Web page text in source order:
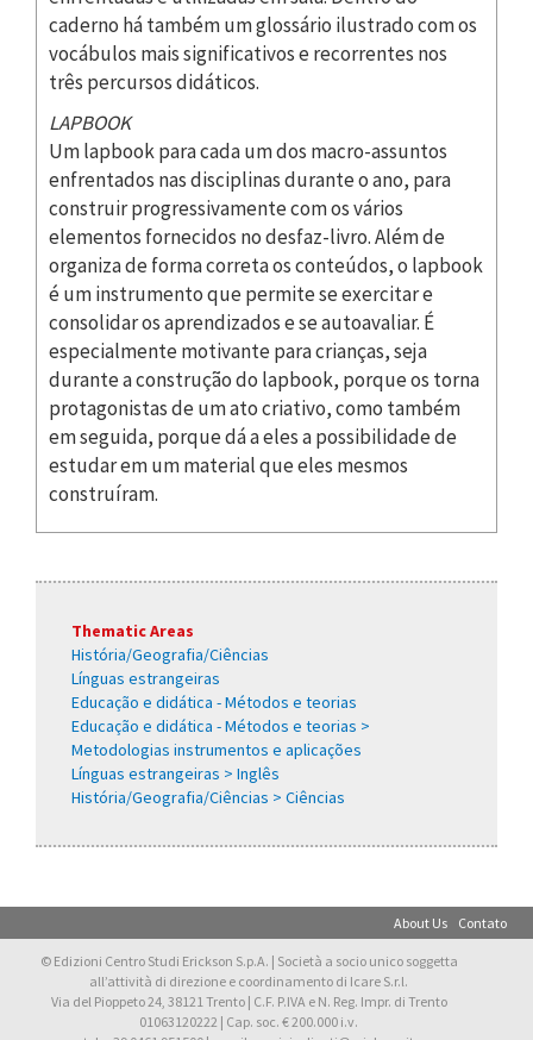
caderno há também um glossário ilustrado com os
vocábulos mais significativos e recorrentes nos
três percursos didáticos.
LAPBOOK
Um lapbook para cada um dos macro-assuntos
enfrentados nas disciplinas durante o ano, para
construir progressivamente com os vários
elementos fornecidos no desfaz-livro. Além de
organiza de forma correta os conteúdos, o lapbook
é um instrumento que permite se exercitar e
consolidar os aprendizados e se autoavaliar. É
especialmente motivante para crianças, seja
durante a construção do lapbook, porque os torna
protagonistas de um ato criativo, como também
em seguida, porque dá a eles a possibilidade de
estudar em um material que eles mesmos
construíram.
Thematic Areas
História/Geografia/Ciências
Línguas estrangeiras
Educação e didática - Métodos e teorias
Educação e didática - Métodos e teorias >
Metodologias instrumentos e aplicações
Línguas estrangeiras > Inglês
História/Geografia/Ciências > Ciências
About Us Contato
© Edizioni Centro Studi Erickson S.p.A. | Società a socio unico soggetta
all’attività di direzione e coordinamento di Icare S.r.l.
Via del Pioppeto 24, 38121 Trento | C.F. P.IVA e N. Reg. Impr. di Trento
01063120222 | Cap. soc. € 200.000 i.v.